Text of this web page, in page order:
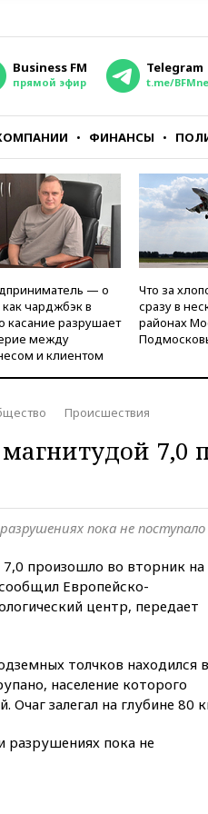
Business FM
прямой эфир
Telegram
t.me/
ФИНАНСЫ
— о
чарджбэк в
касание разрушает
между
и клиентом
Что за
сразу в
районах
Происшествия
7,0
пока не поступало
произошло во вторник на
Европейско-
центр, передает
толчков находился
население которого
Очаг залегал на глубине 80
разрушениях пока не